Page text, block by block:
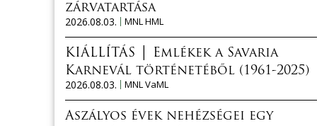
zárvatartása
2026.08.03.
MNL HML
KIÁLLÍTÁS │ Emlékek a Savaria
Karnevál történetéből (1961-2025)
2026.08.03.
MNL VaML
Aszályos évek nehézségei egy